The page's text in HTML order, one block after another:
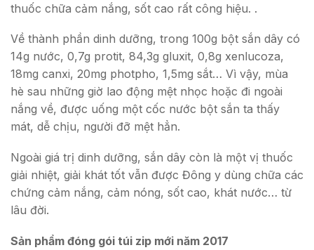
thuốc chữa cảm nắng, sốt cao rất công hiệu. .
Về thành phần dinh dưỡng, trong 100g bột sắn dây có
14g nước, 0,7g protit, 84,3g gluxit, 0,8g xenlucoza,
18mg canxi, 20mg photpho, 1,5mg sắt… Vì vậy, mùa
hè sau những giờ lao động mệt nhọc hoặc đi ngoài
nắng về, được uống một cốc nước bột sắn ta thấy
mát, dễ chịu, người đỡ mệt hẳn.
Ngoài giá trị dinh dưỡng, sắn dây còn là một vị thuốc
giải nhiệt, giải khát tốt vẫn được Đông y dùng chữa các
chứng cảm nắng, cảm nóng, sốt cao, khát nước… từ
lâu đời.
Sản phẩm đóng gói túi zip mới năm 2017